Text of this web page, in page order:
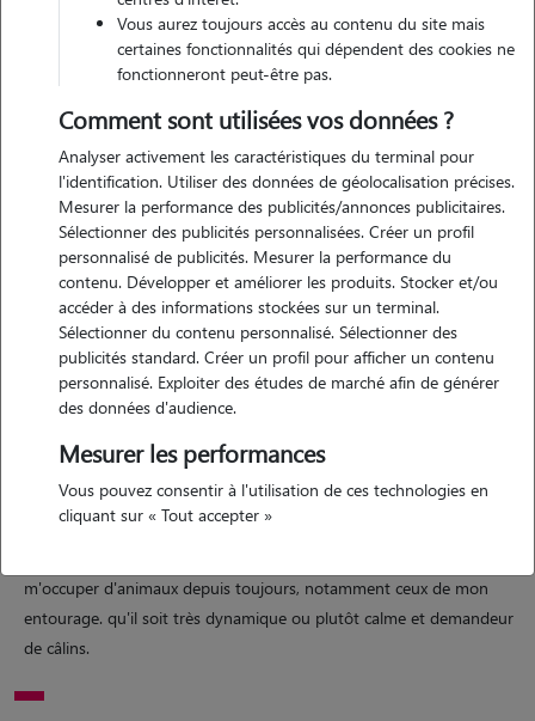
Motivation
passionnée par les animaux, je propose mes services pour offrir à vos
compagnons toute l'attention et l'affection dont ils ont besoin.
Étudiante sérieuse et disponible, c'est un vrai plaisir pour moi de
m'occuper de vos animaix et de veiller à leur bien-être pendant votre
absence.
Expérience
m'occuper d'animaux depuis toujours, notamment ceux de mon
entourage. qu'il soit très dynamique ou plutôt calme et demandeur
de câlins.
Vous aurez toujours accès au contenu du site mais
certaines fonctionnalités qui dépendent des cookies ne
fonctionneront peut-être pas.
Comment sont utilisées vos données ?
Analyser activement les caractéristiques du terminal pour
l'identification. Utiliser des données de géolocalisation précises.
Mesurer la performance des publicités/annonces publicitaires.
Sélectionner des publicités personnalisées. Créer un profil
personnalisé de publicités. Mesurer la performance du
contenu. Développer et améliorer les produits. Stocker et/ou
accéder à des informations stockées sur un terminal.
Sélectionner du contenu personnalisé. Sélectionner des
publicités standard. Créer un profil pour afficher un contenu
personnalisé. Exploiter des études de marché afin de générer
des données d'audience.
Mesurer les performances
Vous pouvez consentir à l'utilisation de ces technologies en
cliquant sur « Tout accepter »